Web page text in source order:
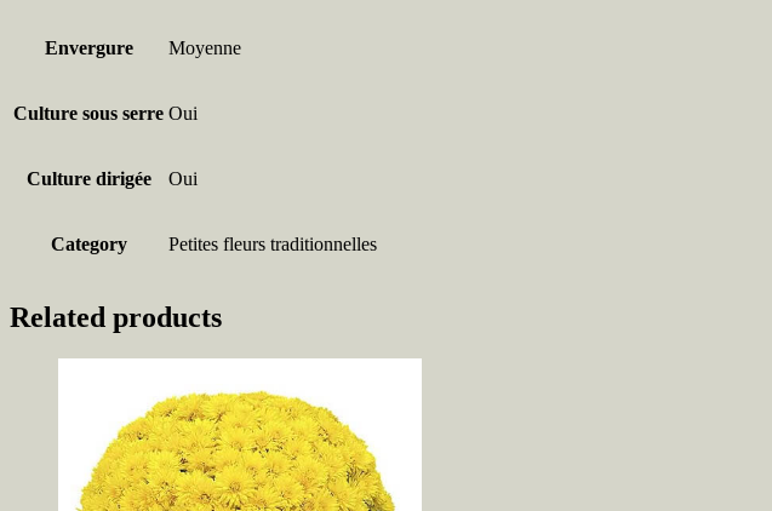
Envergure Moyenne
Culture sous serre Oui
Culture dirigée Oui
Category Petites fleurs traditionnelles
Related products